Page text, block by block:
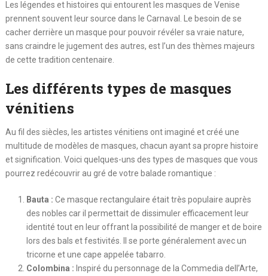
Les légendes et histoires qui entourent les masques de Venise
prennent souvent leur source dans le Carnaval. Le besoin de se
cacher derrière un masque pour pouvoir révéler sa vraie nature,
sans craindre le jugement des autres, est l’un des thèmes majeurs
de cette tradition centenaire.
Les différents types de masques
vénitiens
Au fil des siècles, les artistes vénitiens ont imaginé et créé une
multitude de modèles de masques, chacun ayant sa propre histoire
et signification. Voici quelques-uns des types de masques que vous
pourrez redécouvrir au gré de votre balade romantique :
Bauta : Ce masque rectangulaire était très populaire auprès
des nobles car il permettait de dissimuler efficacement leur
identité tout en leur offrant la possibilité de manger et de boire
lors des bals et festivités. Il se porte généralement avec un
tricorne et une cape appelée tabarro.
Colombina : Inspiré du personnage de la Commedia dell’Arte,